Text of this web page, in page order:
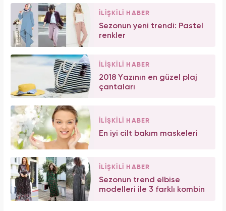
İLİŞKİLİ HABER
Sezonun yeni trendi: Pastel
renkler
İLİŞKİLİ HABER
2018 Yazının en güzel plaj
çantaları
İLİŞKİLİ HABER
En iyi cilt bakım maskeleri
İLİŞKİLİ HABER
Sezonun trend elbise
modelleri ile 3 farklı kombin